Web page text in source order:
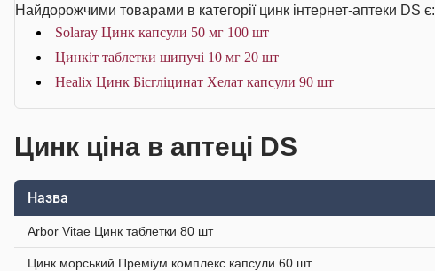
Найдорожчими товарами в категорії цинк інтернет-аптеки DS є:
Solaray Цинк капсули 50 мг 100 шт
Цинкіт таблетки шипучі 10 мг 20 шт
Healix Цинк Бісгліцинат Хелат капсули 90 шт
Цинк ціна в аптеці DS
Назва
Arbor Vitae Цинк таблетки 80 шт
Цинк морський Преміум комплекс капсули 60 шт